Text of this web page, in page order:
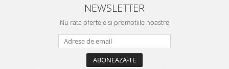
NEWSLETTER
Nu rata ofertele si promotiile noastre